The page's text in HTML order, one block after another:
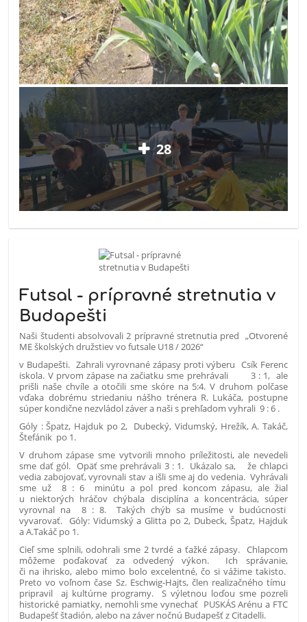
28
Futsal - prípravné stretnutia v
Budapešti
Naši študenti absolvovali 2 prípravné stretnutia pred „Otvorené
ME školských družstiev vo futsale U18 / 2026“
v Budapešti. Zahrali vyrovnané zápasy proti výberu Csík Ferenc
iskola. V prvom zápase na začiatku sme prehrávali 3 : 1, ale
prišli naše chvíle a otočili sme skóre na 5:4. V druhom polčase
vďaka dobrému striedaniu nášho trénera R. Lukáča, postupne
súper kondične nezvládol záver a naši s prehľadom vyhrali 9 : 6 .
Góly : Špatz, Hajduk po 2, Dubecký, Vidumský, Hrežík, A. Takáč,
Štefánik po 1.
V druhom zápase sme vytvorili mnoho príležitosti, ale nevedeli
sme dať gól. Opäť sme prehrávali 3 : 1. Ukázalo sa, že chlapci
vedia zabojovať, vyrovnali stav a išli sme aj do vedenia. Vyhrávali
sme už 8 : 6 minútu a pol pred koncom zápasu, ale žiaľ
u niektorých hráčov chýbala disciplína a koncentrácia, súper
vyrovnal na 8 : 8. Takých chýb sa musíme v budúcnosti
vyvarovať. Góly: Vidumský a Glitta po 2, Dubeck, Špatz, Hajduk
a A.Takáč po 1.
Cieľ sme splnili, odohrali sme 2 tvrdé a ťažké zápasy. Chlapcom
môžeme poďakovať za odvedený výkon. Ich správanie,
či na ihrisko, alebo mimo bolo excelentné, čo si vážime takisto.
Preto vo voľnom čase Sz. Eschwig-Hajts, člen realizačného tímu
pripravil aj kultúrne programy. S výletnou loďou sme pozreli
historické pamiatky, nemohli sme vynechať PUSKÁS Arénu a FTC
Budapešť štadión, alebo na záver nočnú Budapešť z Citadelli.